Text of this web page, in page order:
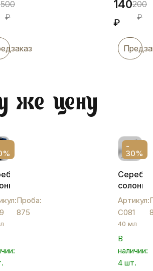
500
₽
140
₽
200
₽
же цену
Проба:
875
-
30%
солонка
С081
Артикул:
С081
40 мл
В
наличии:
4 шт.